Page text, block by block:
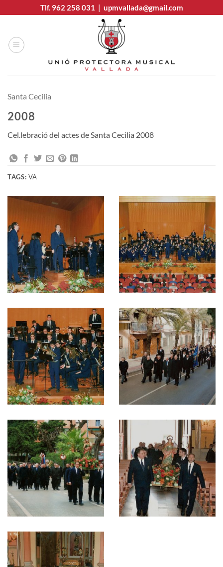
to
Tlf. 962 258 031 | upmvallada@gmail.com
Santa Cecilia
2008
Cel.lebració del actes de Santa Cecilia 2008
TAGS: VA